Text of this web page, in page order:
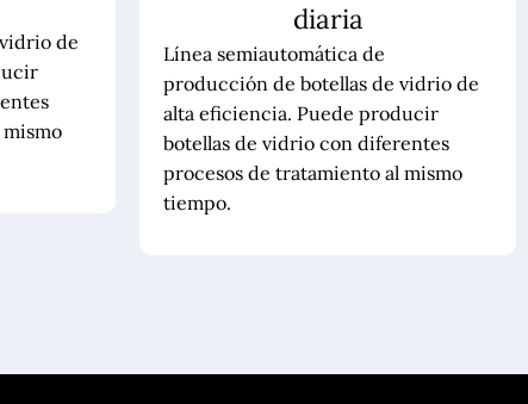
de
diaria
Línea semiautomática de
producción de botellas de vidrio de
alta eficiencia. Puede producir
botellas de vidrio con diferentes
procesos de tratamiento al mismo
tiempo.